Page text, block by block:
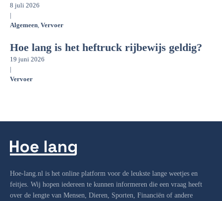
8 juli 2026
|
Algemeen Vervoer
Hoe lang is het heftruck rijbewijs geldig?
19 juni 2026
|
Vervoer
Hoe-lang.nl is het online platform voor de leukste lange weetjes en
feitjes. Wij hopen iedereen te kunnen informeren die een vraag heeft
over de lengte van Mensen, Dieren, Sporten, Financiën of andere